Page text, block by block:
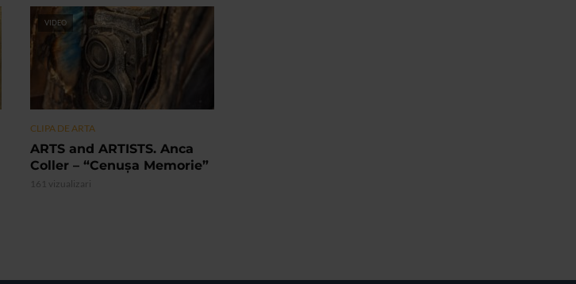
VIDEO
CLIPA DE ARTA
ARTS and ARTISTS. Anca
Coller – “Cenușa Memorie”
161 vizualizari